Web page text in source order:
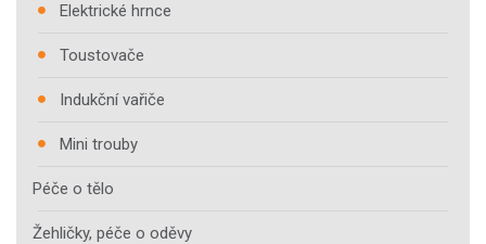
Elektrické hrnce
Toustovače
Indukční vařiče
Mini trouby
Péče o tělo
Žehličky, péče o oděvy